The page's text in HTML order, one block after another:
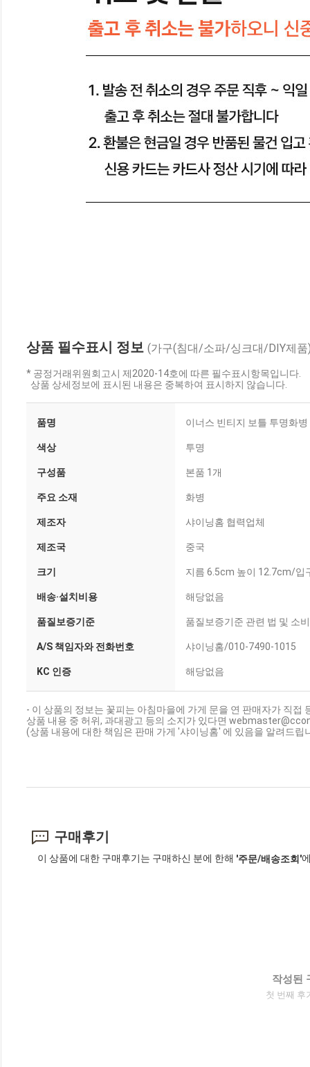
상품 필수표시 정보 (가구(침대/소파/싱크대/DIY제품
* 공정거래위원회고시 제2020-14호에 따른 필수표시항목입니다.
상품 상세정보에 표시된 내용은 중복하여 표시하지 않습니다.
품명 이너스 빈티지 보틀 투명화병
색상 투명
구성품 본품 1개
주요 소재 화병
제조자 샤이닝홈 협력업체
제조국 중국
크기 지름 6.5cm 높이 12.7cm/입
배송·설치비용 해당없음
품질보증기준 품질보증기준 관련 법 및 소
A/S 책임자와 전화번호 샤이닝홈/010-7490-1015
KC 인증 해당없음
- 이 상품의 정보는 꽃피는 아침마을에 가게 문을 연 판매자가 직접
상품 내용 중 허위, 과대광고 등의 소지가 있다면
(상품 내용에 대한 책임은 판매 가게 '샤이닝홈' 에 있음을 알려드립
구매후기
이 상품에 대한 구매후기는 구매하신 분에 한해 '주문/배송조회'
작성된
첫 번째 후